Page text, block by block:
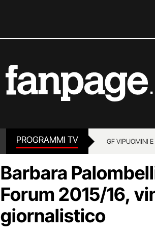
PROGRAMMI TV GF VIPUOMINI
Barbara
Forum 2015/16,
giornalistico